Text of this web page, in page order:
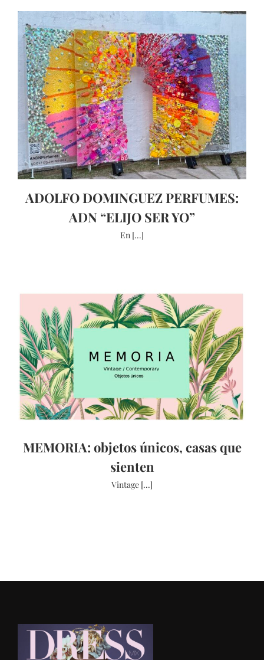
ADOLFO DOMINGUEZ PERFUMES:
ADN “ELIJO SER YO”
En [...]
MEMORIA: objetos únicos, casas que
sienten
Vintage [...]